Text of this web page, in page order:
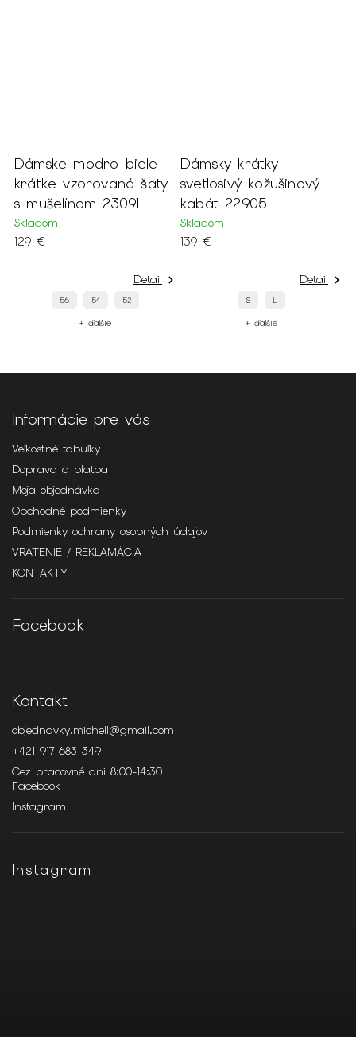
Dámske modro-biele
krátke vzorovaná šaty
s mušelínom 23091
Skladom
129 €
Detail
56 54 52
+ ďalšie
Dámsky krátky
svetlosivý kožušinový
kabát 22905
Skladom
139 €
Detail
S L
+ ďalšie
Informácie pre vás
Veľkostné tabuľky
Doprava a platba
Moja objednávka
Obchodné podmienky
Podmienky ochrany osobných údajov
VRÁTENIE / REKLAMÁCIA
KONTAKTY
Facebook
Kontakt
objednavky.michell@gmail.com
+421 917 683 349
Cez pracovné dni 8:00-14:30
Facebook
Instagram
Instagram